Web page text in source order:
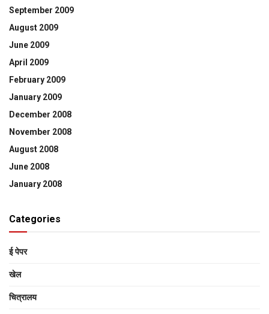
September 2009
August 2009
June 2009
April 2009
February 2009
January 2009
December 2008
November 2008
August 2008
June 2008
January 2008
Categories
ई पेपर
खेल
चित्रालय